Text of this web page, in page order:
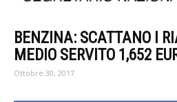
BENZINA: SCATTANO I
MEDIO SERVITO 1,652
Ottobre 30, 2017